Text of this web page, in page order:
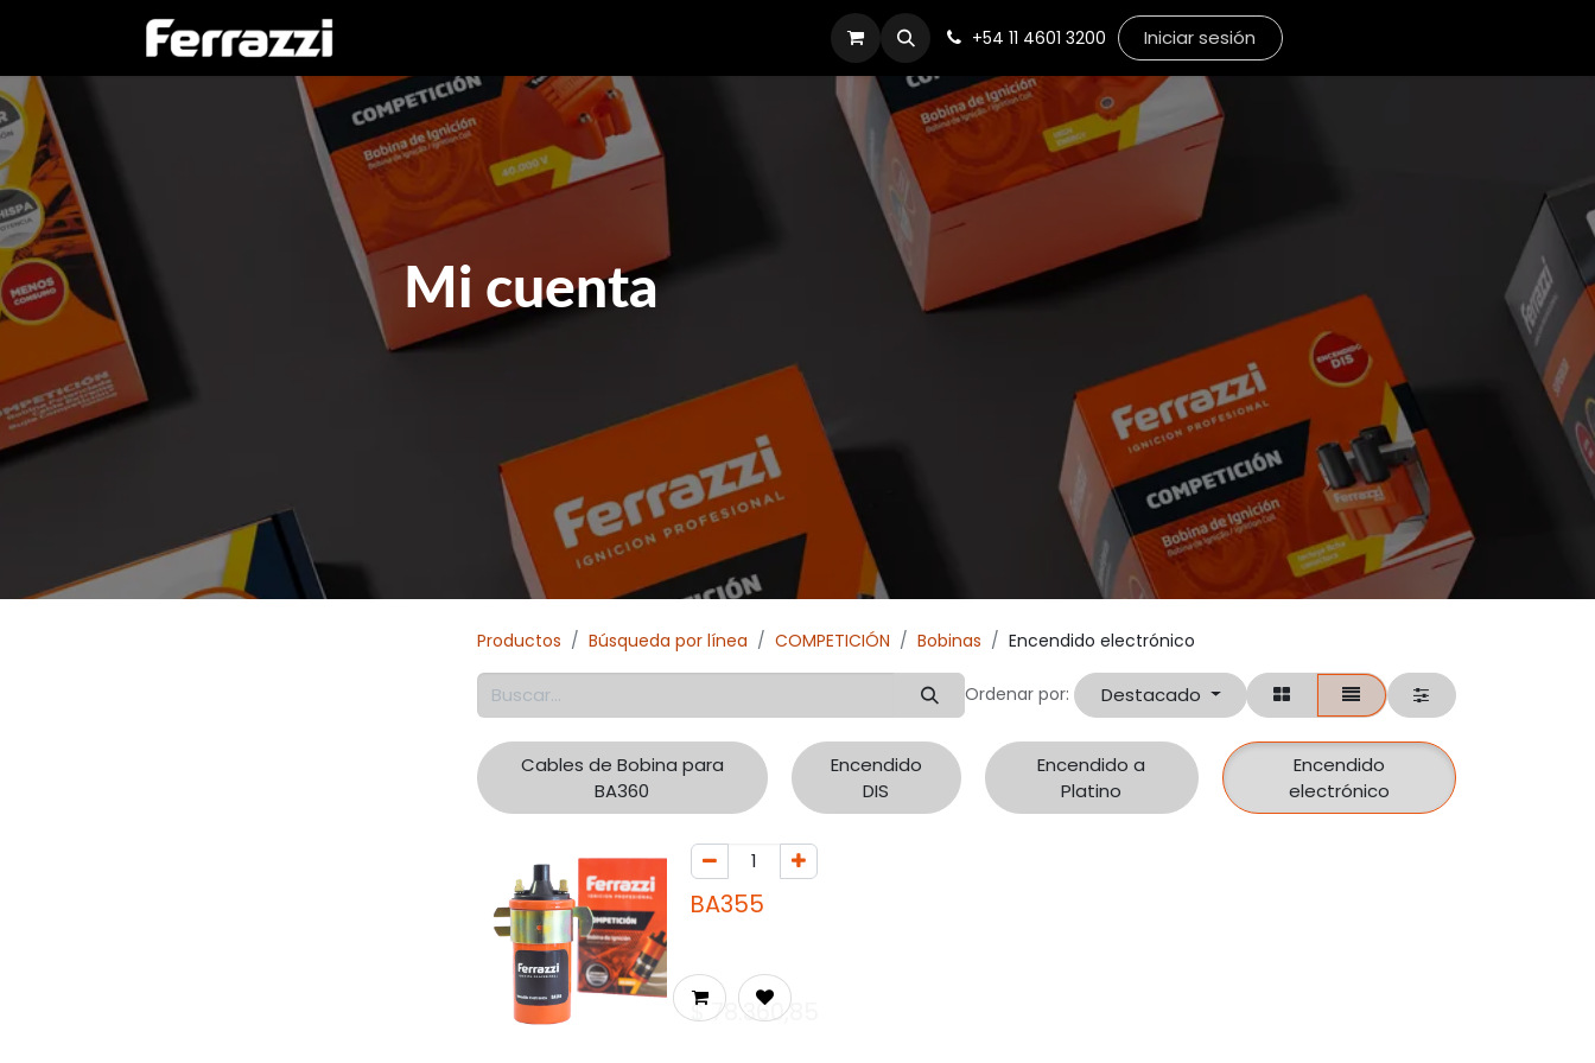
Contacto +54 11 4601 3200 Iniciar sesión
Mi cuenta
Productos Búsqueda por línea COMPETICIÓN Bobinas Encendido electrónico
Ordenar por: Destacado
Cables de Bobina para
BA360
Encendido
DIS
Encendido a
Platino
Encendido
electrónico
BA355
$78.360,85